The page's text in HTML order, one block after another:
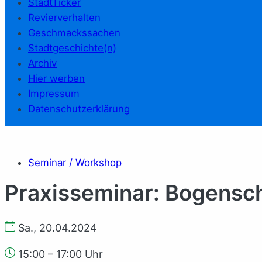
StadtTicker
Revierverhalten
Geschmackssachen
Stadtgeschichte(n)
Archiv
Hier werben
Impressum
Datenschutzerklärung
Seminar / Workshop
Praxisseminar:
Sa., 20.04.2024
15:00 – 17:00 Uhr